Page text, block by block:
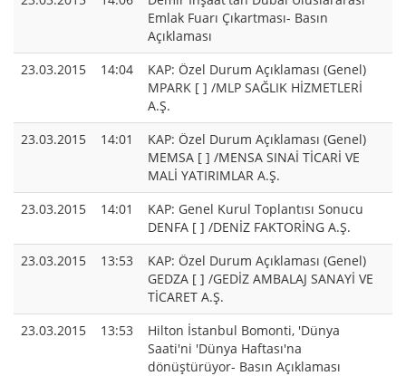
Emlak Fuarı Çıkartması- Basın
Açıklaması
23.03.2015
14:04
KAP: Özel Durum Açıklaması (Genel)
MPARK [ ] /MLP SAĞLIK HİZMETLERİ
A.Ş.
23.03.2015
14:01
KAP: Özel Durum Açıklaması (Genel)
MEMSA [ ] /MENSA SINAİ TİCARİ VE
MALİ YATIRIMLAR A.Ş.
23.03.2015
14:01
KAP: Genel Kurul Toplantısı Sonucu
DENFA [ ] /DENİZ FAKTORİNG A.Ş.
23.03.2015
13:53
KAP: Özel Durum Açıklaması (Genel)
GEDZA [ ] /GEDİZ AMBALAJ SANAYİ VE
TİCARET A.Ş.
23.03.2015
13:53
Hilton İstanbul Bomonti, 'Dünya
Saati'ni 'Dünya Haftası'na
dönüştürüyor- Basın Açıklaması